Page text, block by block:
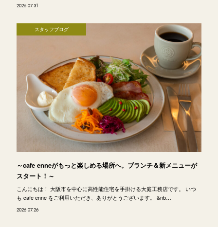
2026.07.31
スタッフブログ
～cafe enneがもっと楽しめる場所へ。ブランチ＆新メニューが
スタート！～
こんにちは！ 大阪市を中心に高性能住宅を手掛ける大庭工務店です。 いつ
も cafe enne をご利用いただき、ありがとうございます。 &nb…
2026.07.26